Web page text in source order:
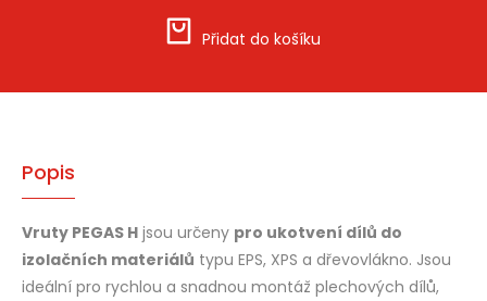
Přidat do košíku
Popis
Vruty PEGAS H jsou určeny pro ukotvení dílů do
izolačních materiálů typu EPS, XPS a dřevovlákno. Jsou
ideální pro rychlou a snadnou montáž plechových dílů,